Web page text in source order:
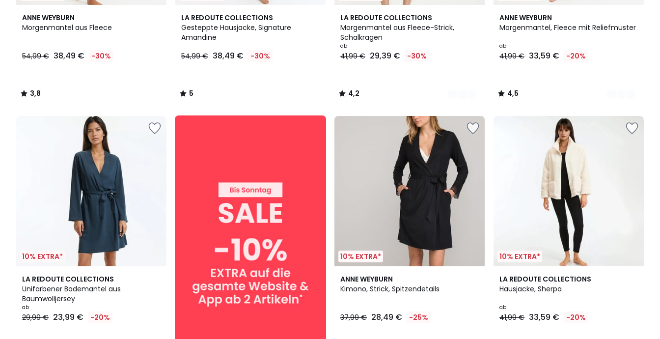
ANNE WEYBURN
Morgenmantel aus Fleece
€
30%
54,99 € 38,49 € -30%
3,8
/ 5
3,8
/
LA REDOUTE COLLECTIONS
Gesteppte Hausjacke, Signature
Amandine
54,99 € 38,49 € -30%
5
/
5
5
/
LA REDOUTE COLLECTIONS
Morgenmantel aus Fleece-Strick,
Schalkragen
ab
41,99 € 29,39 € -30%
4,2
/ 5
3
Farben
4,2
/
ANNE WEYBURN
Morgenmantel, Fleece mit Reliefmuster
ab
41,99 € 33,59 € -20%
4,5
/ 5
2
Farben
4,5
/
10% EXTRA*
LA REDOUTE COLLECTIONS
Unifarbener Bademantel aus
Baumwolljersey
ab
29,99 € 23,99 € -20%
4,6
/ 5
2
Farben
SALE
10% EXTRA*
ANNE WEYBURN
Kimono, Strick, Spitzendetails
37,99 € 28,49 € -25%
4,7
/ 5
10% EXTRA*
LA REDOUTE COLLECTIONS
Hausjacke, Sherpa
ab
41,99 € 33,59 € -20%
4,7
/ 5
2
Farben